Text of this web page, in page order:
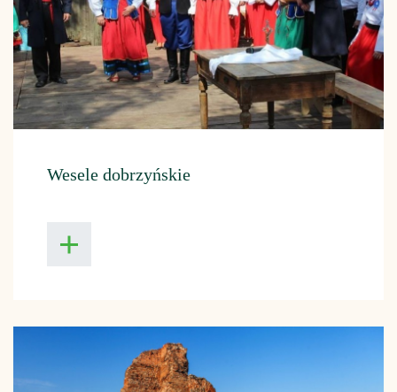
Wesele dobrzyńskie